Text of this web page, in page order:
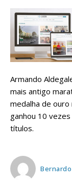
Armando
mais antigo
medalha de
ganhou 10
títulos.
Bernardo